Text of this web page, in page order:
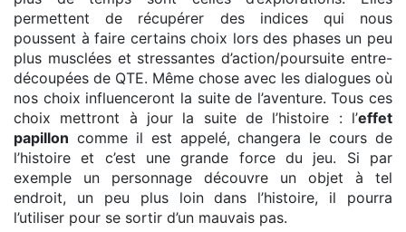
permettent de récupérer des indices qui nous
poussent à faire certains choix lors des phases un peu
plus musclées et stressantes d’action/poursuite entre-
découpées de QTE. Même chose avec les dialogues où
nos choix influenceront la suite de l’aventure. Tous ces
choix mettront à jour la suite de l’histoire : l’effet
papillon comme il est appelé, changera le cours de
l’histoire et c’est une grande force du jeu. Si par
exemple un personnage découvre un objet à tel
endroit, un peu plus loin dans l’histoire, il pourra
l’utiliser pour se sortir d’un mauvais pas.